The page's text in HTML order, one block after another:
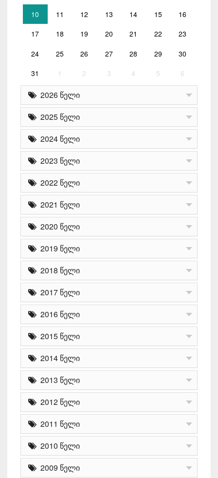
10 11 12 13 14 15 16
17 18 19 20 21 22 23
24 25 26 27 28 29 30
31 1 2 3 4 5 6
2026 წელი
2025 წელი
2024 წელი
2023 წელი
2022 წელი
2021 წელი
2020 წელი
2019 წელი
2018 წელი
2017 წელი
2016 წელი
2015 წელი
2014 წელი
2013 წელი
2012 წელი
2011 წელი
2010 წელი
2009 წელი